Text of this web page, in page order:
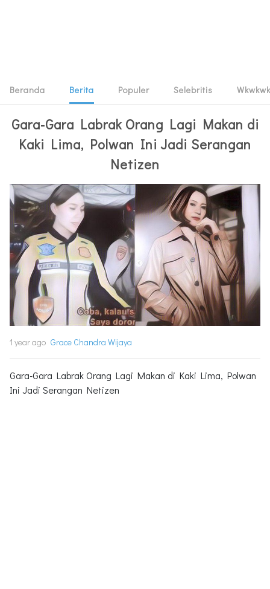
Beranda Berita Populer Selebritis Wkwkwk
Gara-Gara Labrak Orang Lagi Makan di
Kaki Lima, Polwan Ini Jadi Serangan
Netizen
1 year ago Grace Chandra Wijaya
Gara-Gara Labrak Orang Lagi Makan di Kaki Lima, Polwan
Ini Jadi Serangan Netizen